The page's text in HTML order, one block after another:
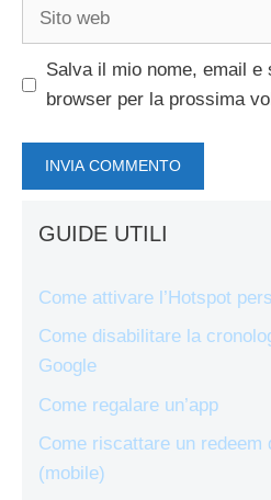
Sito
Salva il mio nome, email e
browser per la prossima
GUIDE UTILI
Come attivare l’Hotspot
Come disabilitare la
Google
Come regalare un’app
Come riscattare un redeem
(mobile)